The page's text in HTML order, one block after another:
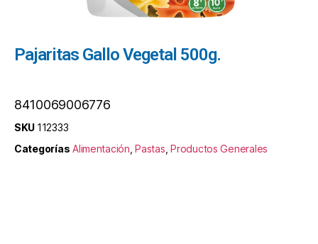
Pajaritas Gallo Vegetal 500g.
8410069006776
SKU 112333
Categorías Alimentación ,Pastas ,Productos Generales